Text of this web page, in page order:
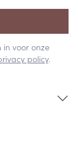
in voor onze
policy.